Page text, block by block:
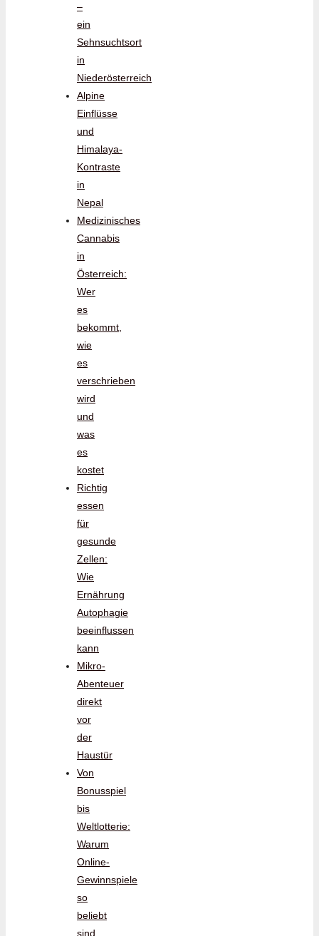
–
ein
Sehnsuchtsort
in
Niederösterreich
Alpine
Einflüsse
und
Himalaya-
Kontraste
in
Nepal
Medizinisches
Cannabis
in
Österreich:
Wer
es
bekommt,
wie
es
verschrieben
wird
und
was
es
kostet
Richtig
essen
für
gesunde
Zellen:
Wie
Ernährung
Autophagie
beeinflussen
kann
Mikro-
Abenteuer
direkt
vor
der
Haustür
Von
Bonusspiel
bis
Weltlotterie:
Warum
Online-
Gewinnspiele
so
beliebt
sind